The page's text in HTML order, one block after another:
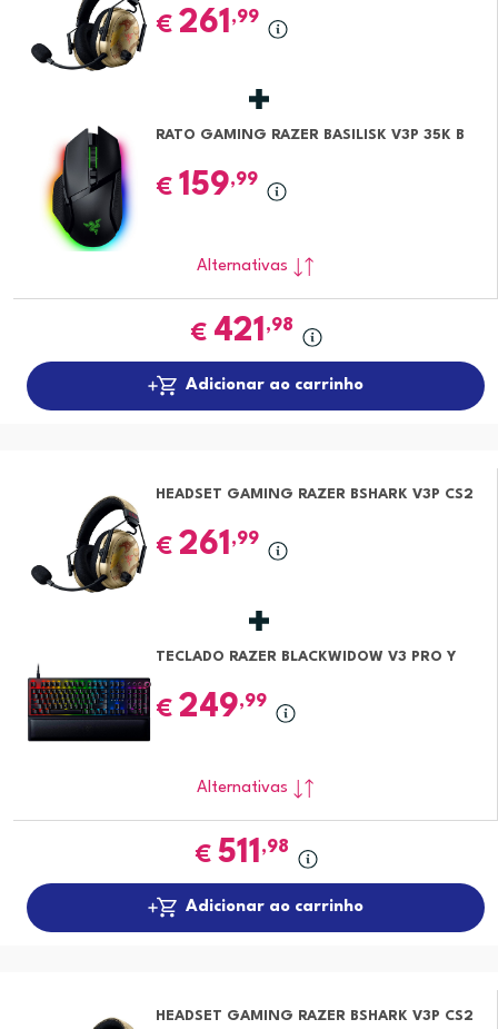
€ 261 ,99
RATO GAMING RAZER BASILISK V3P 35K B
€ 159,99
Alternativas
€ 421 ,98
Adicionar ao carrinho
HEADSET GAMING RAZER BSHARK V3P CS2
€ 261 ,99
TECLADO RAZER BLACKWIDOW V3 PRO Y
€ 249,99
Alternativas
€ 511 ,98
Adicionar ao carrinho
HEADSET GAMING RAZER BSHARK V3P CS2